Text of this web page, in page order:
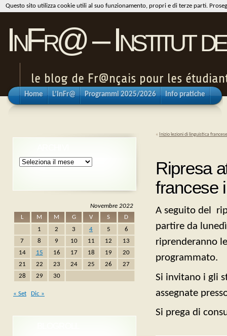
InFr@ – Institut
le blog de Fr@nçais pour les
Home L’InFr@ Programmi 2025/2026 Info pratiche
« Inizio lezioni di linguistica
Ripresa
francese
A seguito del
partire da
riprenderanno
programmato.
Si invitano i gli
assegnate
Si prega di
Archivi
Novembre 2022
L
M M G V S
D
1
2 3 4 5
6
7
8 9 10 11 12
13
14
15 16 17 18 19
20
21
22 23 24 25 26
27
28
29 30
« Set Dic »
Questo sito utilizza cookie utili al suo funzionamento, propri e di terze parti.